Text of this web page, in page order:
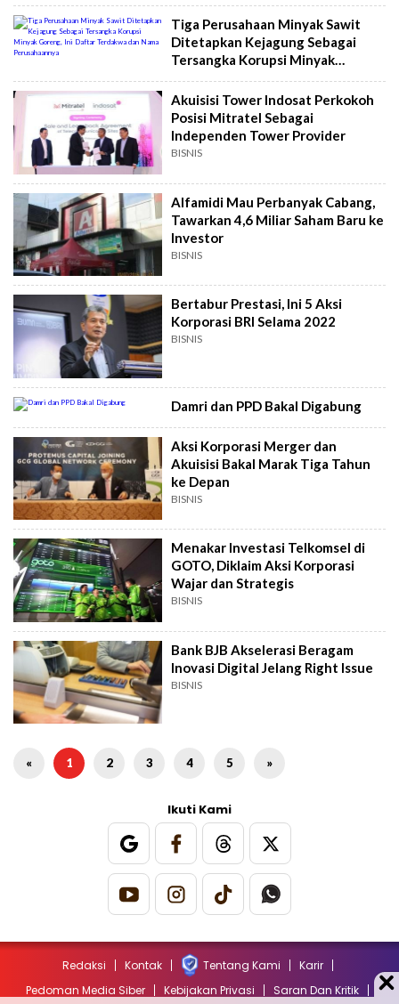
Tiga Perusahaan Minyak Sawit
Ditetapkan Kejagung Sebagai
Tersangka Korupsi Minyak
Goreng, Ini Daftar Terdakwa dan
Nama Perusahaannya
Akuisisi Tower Indosat Perkokoh
Posisi Mitratel Sebagai
Independen Tower Provider
BISNIS
Alfamidi Mau Perbanyak Cabang,
Tawarkan 4,6 Miliar Saham Baru ke
Investor
BISNIS
Bertabur Prestasi, Ini 5 Aksi
Korporasi BRI Selama 2022
BISNIS
Damri dan PPD Bakal Digabung
Aksi Korporasi Merger dan
Akuisisi Bakal Marak Tiga Tahun
ke Depan
BISNIS
Menakar Investasi Telkomsel di
GOTO, Diklaim Aksi Korporasi
Wajar dan Strategis
BISNIS
Bank BJB Akselerasi Beragam
Inovasi Digital Jelang Right Issue
BISNIS
« 1 2 3 4 5 »
Ikuti Kami
Redaksi Kontak Tentang Kami
Karir
Pedoman Media Siber
Kebijakan Privasi Saran Dan Kritik